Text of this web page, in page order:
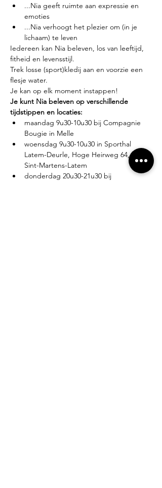
...Nia geeft ruimte aan expressie en
emoties
...Nia verhoogt het plezier om (in je
lichaam) te leven
Iedereen kan Nia beleven, los van leeftijd,
fitheid en levensstijl.
Trek losse (sport)kledij aan en voorzie een
flesje water.
Je kan op elk moment instappen!
Je kunt Nia beleven op verschillende
tijdstippen en locaties:
maandag 9u30-10u30 bij Compagnie
Bougie in Melle
woensdag 9u30-10u30 in Sporthal
Latem-Deurle, Hoge Heirweg 64, 9830
Sint-Martens-Latem
donderdag 20u30-21u30 bij